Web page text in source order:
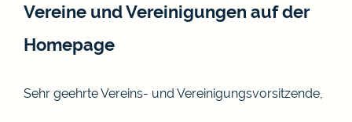
Vereine und Vereinigungen auf der
Homepage
Sehr geehrte Vereins- und Vereinigungsvorsitzende,